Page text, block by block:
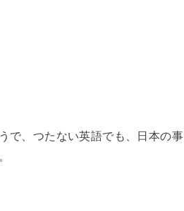
で、つたない英語でも、日本の事